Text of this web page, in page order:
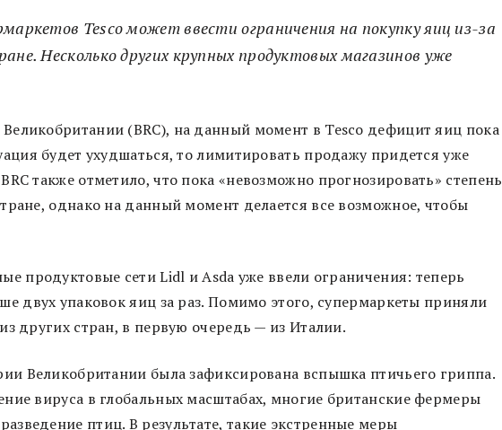
Tesco может ввести ограничения на покупку яиц из-за
Несколько других крупных продуктовых магазинов уже
(BRC), на данный момент в Tesco дефицит яиц пока
будет ухудшаться, то лимитировать продажу придется уже
также отметило, что пока «невозможно прогнозировать» степень
однако на данный момент делается все возможное, чтобы
продуктовые сети Lidl и Asda уже ввели ограничения: теперь
двух упаковок яиц за раз. Помимо этого, супермаркеты приняли
других стран, в первую очередь — из Италии.
Великобритании была зафиксирована вспышка птичьего гриппа.
вируса в глобальных масштабах, многие британские фермеры
птиц. В результате, такие экстренные меры